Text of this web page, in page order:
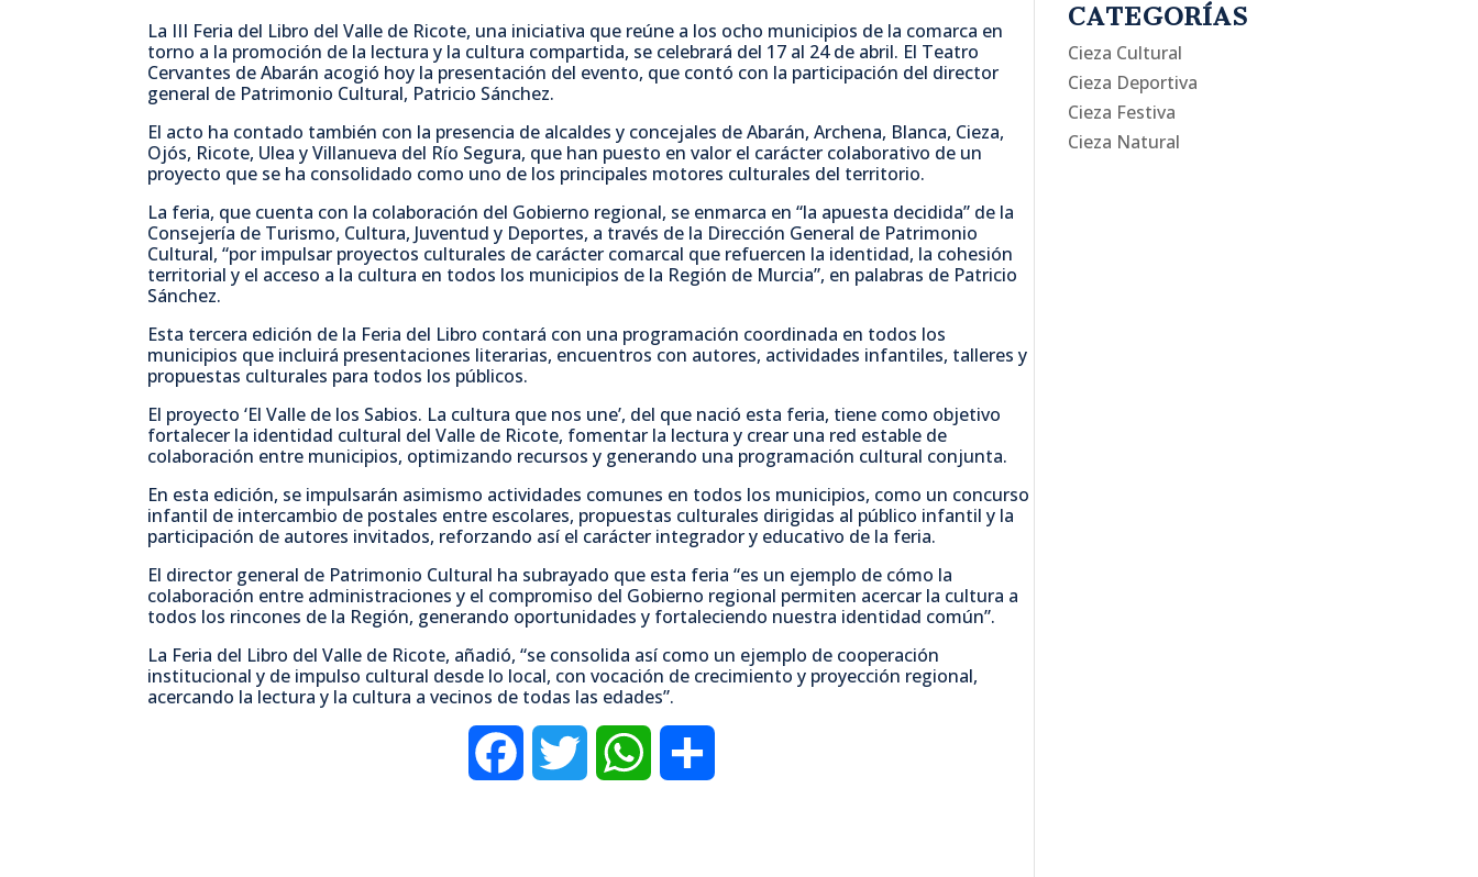
c
e
b
o
o
k
i
t
t
e
r
a
s
A
p
p
m
a
r
t
i
La III Feria del Libro del Valle de Ricote, una iniciativa que reúne a los ocho municipios de la comarca en
torno a la promoción de la lectura y la cultura compartida, se celebrará del 17 al 24 de abril. El Teatro
Cervantes de Abarán acogió hoy la presentación del evento, que contó con la participación del director
general de Patrimonio Cultural, Patricio Sánchez.
El acto ha contado también con la presencia de alcaldes y concejales de Abarán, Archena, Blanca, Cieza,
Ojós, Ricote, Ulea y Villanueva del Río Segura, que han puesto en valor el carácter colaborativo de un
proyecto que se ha consolidado como uno de los principales motores culturales del territorio.
La feria, que cuenta con la colaboración del Gobierno regional, se enmarca en “la apuesta decidida” de la
Consejería de Turismo, Cultura, Juventud y Deportes, a través de la Dirección General de Patrimonio
Cultural, “por impulsar proyectos culturales de carácter comarcal que refuercen la identidad, la cohesión
territorial y el acceso a la cultura en todos los municipios de la Región de Murcia”, en palabras de Patricio
Sánchez.
Esta tercera edición de la Feria del Libro contará con una programación coordinada en todos los
municipios que incluirá presentaciones literarias, encuentros con autores, actividades infantiles, talleres y
propuestas culturales para todos los públicos.
El proyecto ‘El Valle de los Sabios. La cultura que nos une’, del que nació esta feria, tiene como objetivo
fortalecer la identidad cultural del Valle de Ricote, fomentar la lectura y crear una red estable de
colaboración entre municipios, optimizando recursos y generando una programación cultural conjunta.
En esta edición, se impulsarán asimismo actividades comunes en todos los municipios, como un concurso
infantil de intercambio de postales entre escolares, propuestas culturales dirigidas al público infantil y la
participación de autores invitados, reforzando así el carácter integrador y educativo de la feria.
El director general de Patrimonio Cultural ha subrayado que esta feria “es un ejemplo de cómo la
colaboración entre administraciones y el compromiso del Gobierno regional permiten acercar la cultura a
todos los rincones de la Región, generando oportunidades y fortaleciendo nuestra identidad común”.
La Feria del Libro del Valle de Ricote, añadió, “se consolida así como un ejemplo de cooperación
institucional y de impulso cultural desde lo local, con vocación de crecimiento y proyección regional,
acercando la lectura y la cultura a vecinos de todas las edades”.
CATEGORÍAS
Cieza Cultural
Cieza Deportiva
Cieza Festiva
Cieza Natural